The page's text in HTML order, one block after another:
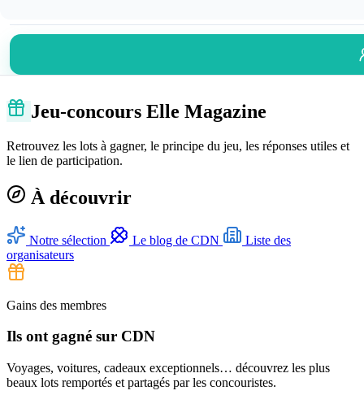
Jeu-concours Elle Magazine
Retrouvez les lots à gagner, le principe du jeu, les réponses utiles et
le lien de participation.
À découvrir
Notre sélection Le blog de CDN
Liste des
organisateurs
Gains des membres
Ils ont gagné sur CDN
Voyages, voitures, cadeaux exceptionnels… découvrez les plus
beaux lots remportés et partagés par les concouristes.